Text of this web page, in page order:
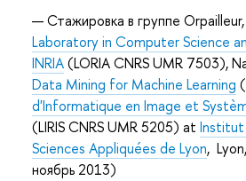
Стажировка в группе Orpailleur,
Laboratory in Computer Science
INRIA(LORIA CNRSUMR 7503),
Data Mining for Machine Learning
d'Informatique en Image et
(LIRIS CNRS UMR 5205) at Institut
Sciences Appliquées de Lyon,
ноябрь 2013)